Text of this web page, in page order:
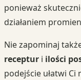
ponieważ
działaniem
Nie zapominaj
receptur i ilości
podejście ułatwi